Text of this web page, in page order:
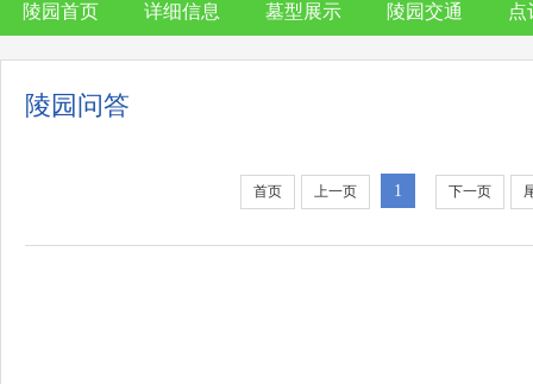
陵园首页 详细信息 墓型展示 陵园交通 点
陵园问答
首页 上一页 1 下一页